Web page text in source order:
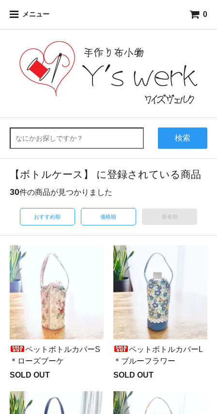
メニュー 0
検索
【ボトルケース】 に登録されている商品
30件の商品が見つかりました
おすすめ順 価格順 新着順
ペットボトルカバーS
＊ローズブーケ
SOLD OUT
ペットボトルカバーL
＊ブルーフラワー
SOLD OUT